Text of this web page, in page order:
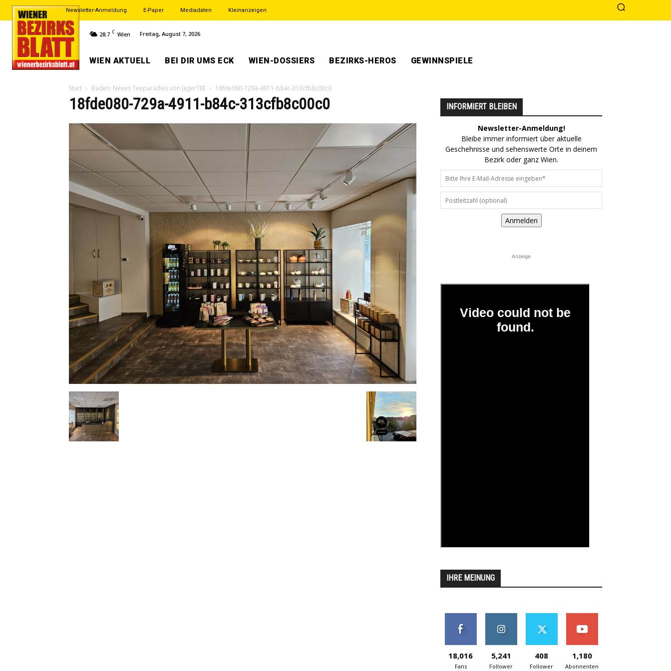
Newsletter-Anmeldung E-Paper Mediadaten Kleinanzeigen
28.7 C Wien Freitag, August 7, 2026
WIEN AKTUELL BEI DIR UMS ECK WIEN-DOSSIERS BEZIRKS-HEROS GEWINNSPIELE
Start Baden: Neues Teeparadies von JägerTEE 18fde080-729a-4911-b84c-313cfb8c00c0
18fde080-729a-4911-b84c-313cfb8c00c0 INFORMIERT BLEIBEN
Newsletter-Anmeldung!
Bleibe immer informiert über aktuelle
Geschehnisse und sehenswerte Orte in deinem
Bezirk oder ganz Wien.
Anmelden
Anzeige
IHRE MEINUNG
18,016
Fans
5,241
Follower
408
Follower
1,180
Abonnenten